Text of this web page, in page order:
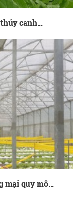
canh...
mại quy mô...